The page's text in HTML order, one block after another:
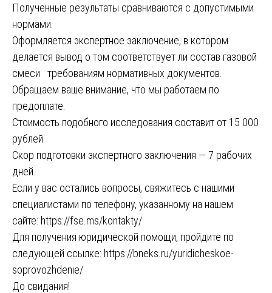
Полученные результаты сравниваются с допустимыми
нормами.
Оформляется экспертное заключение, в котором
делается вывод о том соответствует ли состав газовой
смеси требованиям нормативных документов.
Обращаем ваше внимание, что мы работаем по
предоплате.
Стоимость подобного исследования составит от 15 000
рублей.
Скор подготовки экспертного заключения — 7 рабочих
дней.
Если у вас остались вопросы, свяжитесь с нашими
специалистами по телефону, указанному на нашем
сайте: https://fse.ms/kontakty/
Для получения юридической помощи, пройдите по
следующей ссылке: https://bneks.ru/yuridicheskoe-
soprovozhdenie/
До свидания!